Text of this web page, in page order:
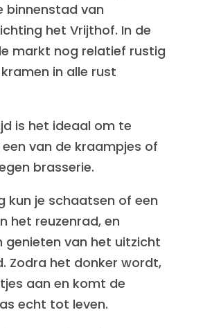
binnenstad van
het Vrijthof. In de
markt nog relatief rustig
in alle rust
is het ideaal om te
van de kraampjes of
brasserie.
kun je schaatsen of een
het reuzenrad, en
genieten van het uitzicht
Zodra het donker wordt,
aan en komt de
echt tot leven.